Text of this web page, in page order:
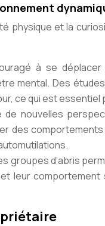
physique et la
à se
mental. Des
ce qui est
de nouvelles
des
groupes d’abris
leur comportement